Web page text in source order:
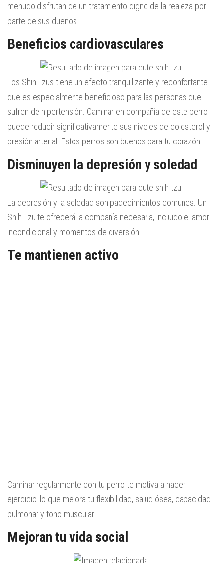
menudo disfrutan de un tratamiento digno de la realeza por
parte de sus dueños.
Beneficios cardiovasculares
Los Shih Tzus tiene un efecto tranquilizante y reconfortante
que es especialmente beneficioso para las personas que
sufren de hipertensión. Caminar en compañía de este perro
puede reducir significativamente sus niveles de colesterol y
presión arterial. Estos perros son buenos para tu corazón.
Disminuyen la depresión y soledad
La depresión y la soledad son padecimientos comunes. Un
Shih Tzu te ofrecerá la compañía necesaria, incluido el amor
incondicional y momentos de diversión.
Te mantienen activo
Caminar regularmente con tu perro te motiva a hacer
ejercicio, lo que mejora tu flexibilidad, salud ósea, capacidad
pulmonar y tono muscular.
Mejoran tu vida social